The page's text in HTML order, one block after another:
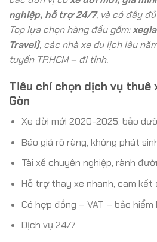
nghiệp, hỗ trợ 24/7, và có đầy
Top lựa chọn hàng đầu gồm:
Travel), các nhà xe du lịch lâu
tuyến TP.HCM – đi tỉnh.
Tiêu chí chọn dịch vụ thuê
Gòn
Xe đời mới 2020-2025, bảo
Báo giá rõ ràng, không phát
Tài xế chuyên nghiệp, rành
Hỗ trợ thay xe nhanh, cam kết
Có hợp đồng – VAT – bảo
Dịch vụ 24/7